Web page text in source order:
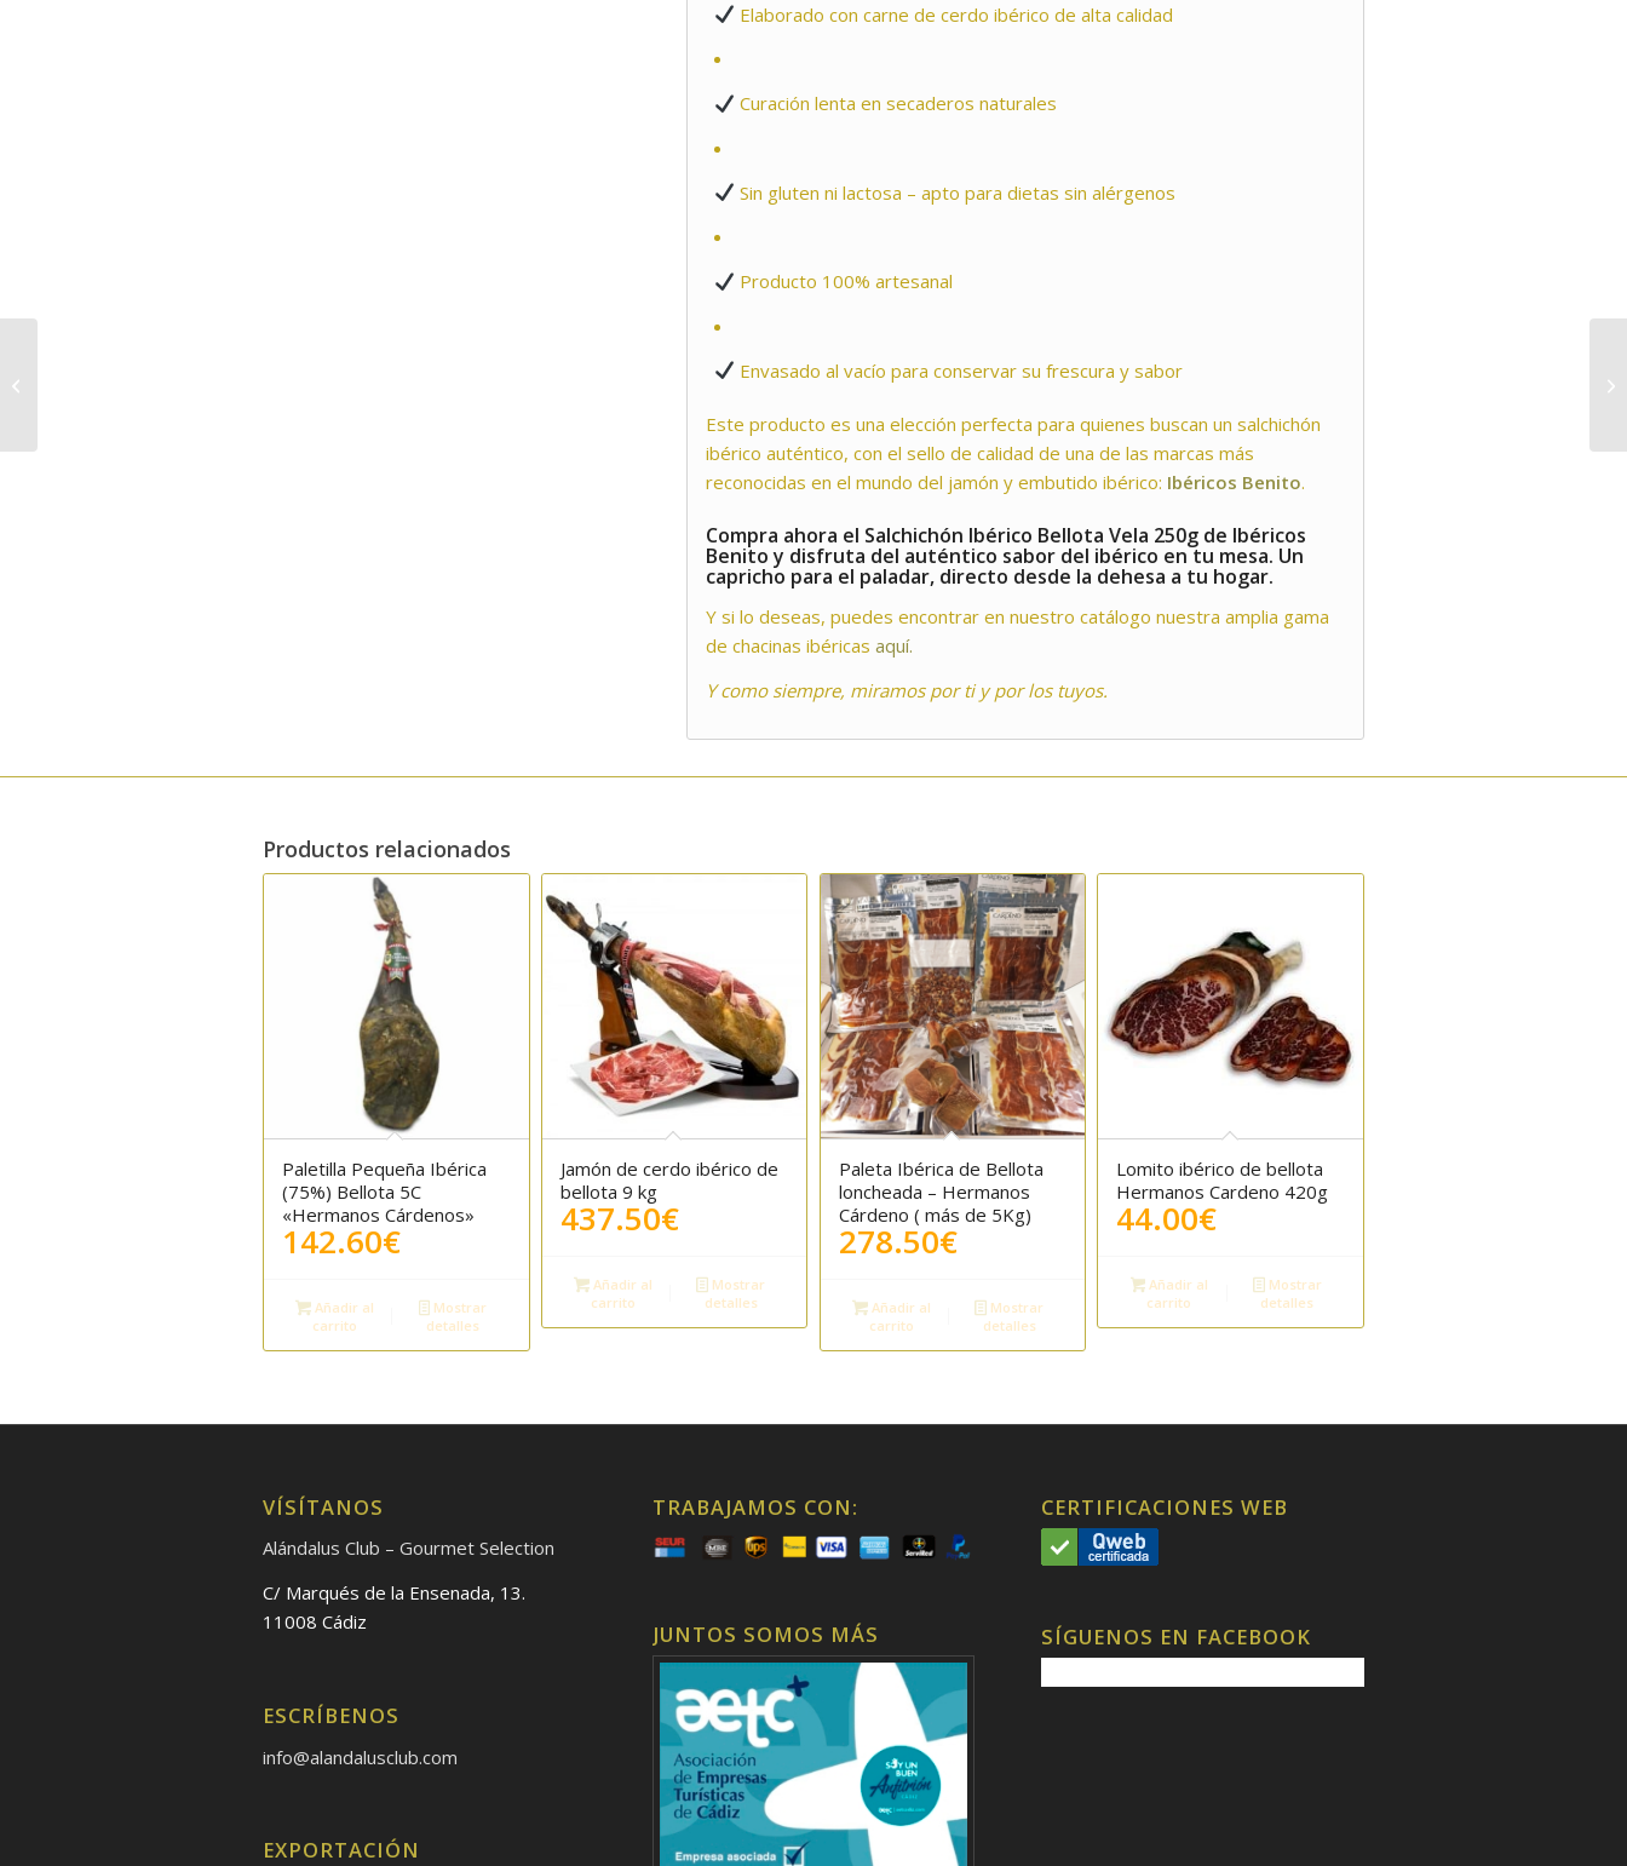
Elaborado con carne de cerdo ibérico de alta calidad
Curación lenta en secaderos naturales
Sin gluten ni lactosa – apto para dietas sin alérgenos
Producto 100% artesanal
Envasado al vacío para conservar su frescura y sabor
Este producto es una elección perfecta para quienes buscan un salchichón
ibérico auténtico, con el sello de calidad de una de las marcas más
reconocidas en el mundo del jamón y embutido ibérico: Ibéricos Benito.
Compra ahora el Salchichón Ibérico Bellota Vela 250g de Ibéricos
Benitoy disfruta del auténtico sabor del ibérico en tu mesa. Un
capricho para el paladar, directo desde la dehesa a tu hogar.
Y si lo deseas, puedes encontrar en nuestro catálogo nuestra amplia gama
de chacinas ibéricasaquí.
Y como siempre, miramos por ti y por los tuyos.
Productos relacionados
Paletilla Pequeña Ibérica
(75%) Bellota 5C
«Hermanos Cárdenos»
142.60€
Añadir al
carrito
Mostrar
detalles
4.00
Jamón de cerdo ibérico de
bellota 9 kg
437.50€
Añadir al
carrito
Mostrar
detalles
Paleta Ibérica de Bellota
loncheada – Hermanos
Cárdeno ( más de 5Kg)
278.50€
Añadir al
carrito
Mostrar
detalles
Lomito ibérico de bellota
Hermanos Cardeno 420g
44.00€
Añadir al
carrito
Mostrar
detalles
VÍSÍTANOS
Alándalus Club – Gourmet Selection
C/ Marqués de la Ensenada, 13.
11008 Cádiz
ESCRÍBENOS
info@alandalusclub.com
EXPORTACIÓN
TRABAJAMOS CON:
JUNTOS SOMOS MÁS
CERTIFICACIONES WEB
SÍGUENOS EN FACEBOOK